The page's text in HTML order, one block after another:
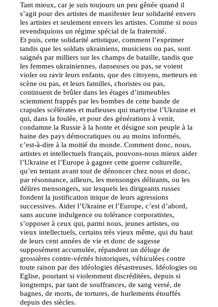
Tant mieux, car je suis toujours un peu gênée quand il
s’agit pour des artistes de manifester leur solidarité envers
les artistes et seulement envers les artistes. Comme si nous
revendiquions un régime spécial de la fraternité.
Et puis, cette solidarité artistique, comment l’exprimer
tandis que les soldats ukrainiens, musiciens ou pas, sont
saignés par milliers sur les champs de bataille, tandis que
les femmes ukrainiennes, danseuses ou pas, se voient
violer ou ravir leurs enfants, que des citoyens, metteurs en
scène ou pas, et leurs familles, choristes ou pas,
continuent de brûler dans les étages d’immeubles
sciemment frappés par les bombes de cette bande de
crapules scélérates et mafieuses qui martyrise l’Ukraine et
qui, dans la foulée, et pour des générations à venir,
condamne la Russie à la honte et désigne son peuple à la
haine des pays démocratiques ou au moins informés,
c’est-à-dire à la moitié du monde. Comment donc, nous,
artistes et intellectuels français, pouvons-nous mieux aider
l’Ukraine et l’Europe à gagner cette guerre culturelle,
qu’en tentant avant tout de dénoncer chez nous et donc,
par résonnance, ailleurs, les mensonges délirants, ou les
délires mensongers, sur lesquels les dirigeants russes
fondent la justification inique de leurs agressions
successives. Aider l’Ukraine et l’Europe, c’est d’abord,
sans aucune indulgence ou tolérance corporatistes,
s’opposer à ceux qui, parmi nous, jeunes artistes, ou
vieux intellectuels, certains très vieux même, qui du haut
de leurs cent années de vie et donc de sagesse
supposément accumulée, répandent un déluge de
grossières contre-vérités historiques, véhiculées contre
toute raison par des idéologies désastreuses. Idéologies ou
Eglise, pourtant si violemment discréditées, depuis si
longtemps, par tant de souffrances, de sang versé, de
bagnes, de morts, de tortures, de hurlements étouffés
depuis des siècles.